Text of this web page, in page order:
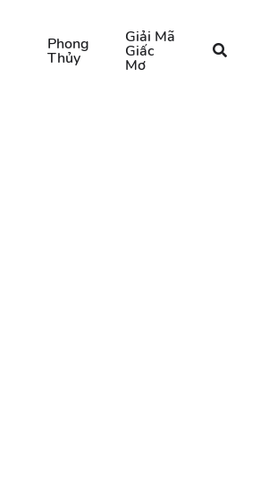
Phong
Thủy
Giải Mã
Giấc
Mơ